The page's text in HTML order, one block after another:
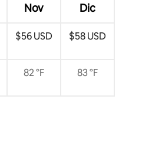
Nov Dic
$56 USD $58 USD
82 °F 83 °F